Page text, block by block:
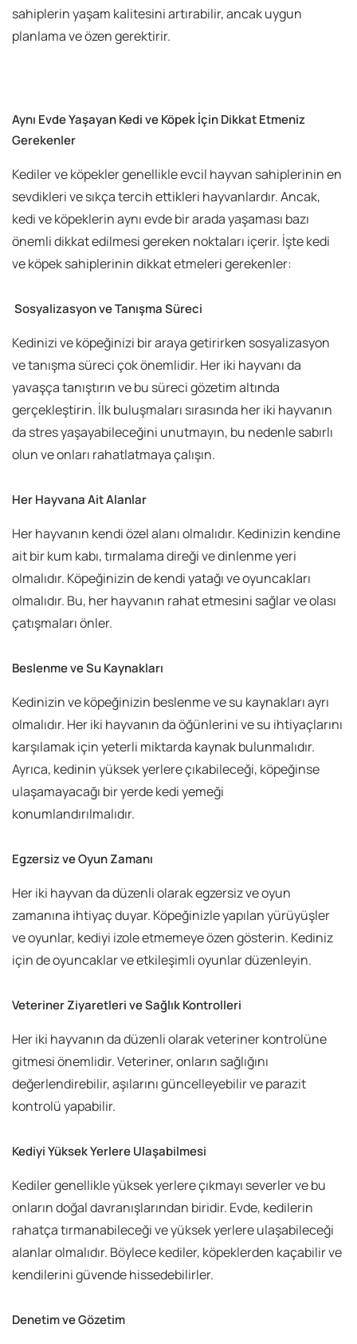
sahiplerin yaşam kalitesini artırabilir, ancak uygun
planlama ve özen gerektirir.
Aynı Evde Yaşayan Kedi ve Köpek İçin Dikkat Etmeniz
Gerekenler
Kediler ve köpekler genellikle evcil hayvan sahiplerinin en
sevdikleri ve sıkça tercih ettikleri hayvanlardır. Ancak,
kedi ve köpeklerin aynı evde bir arada yaşaması bazı
önemli dikkat edilmesi gereken noktaları içerir. İşte kedi
ve köpek sahiplerinin dikkat etmeleri gerekenler:
Sosyalizasyon ve Tanışma Süreci
Kedinizi ve köpeğinizi bir araya getirirken sosyalizasyon
ve tanışma süreci çok önemlidir. Her iki hayvanı da
yavaşça tanıştırın ve bu süreci gözetim altında
gerçekleştirin. İlk buluşmaları sırasında her iki hayvanın
da stres yaşayabileceğini unutmayın, bu nedenle sabırlı
olun ve onları rahatlatmaya çalışın.
Her Hayvana Ait Alanlar
Her hayvanın kendi özel alanı olmalıdır. Kedinizin kendine
ait bir kum kabı, tırmalama direği ve dinlenme yeri
olmalıdır. Köpeğinizin de kendi yatağı ve oyuncakları
olmalıdır. Bu, her hayvanın rahat etmesini sağlar ve olası
çatışmaları önler.
Beslenme ve Su Kaynakları
Kedinizin ve köpeğinizin beslenme ve su kaynakları ayrı
olmalıdır. Her iki hayvanın da öğünlerini ve su ihtiyaçlarını
karşılamak için yeterli miktarda kaynak bulunmalıdır.
Ayrıca, kedinin yüksek yerlere çıkabileceği, köpeğinse
ulaşamayacağı bir yerde kedi yemeği
konumlandırılmalıdır.
Egzersiz ve Oyun Zamanı
Her iki hayvan da düzenli olarak egzersiz ve oyun
zamanına ihtiyaç duyar. Köpeğinizle yapılan yürüyüşler
ve oyunlar, kediyi izole etmemeye özen gösterin. Kediniz
için de oyuncaklar ve etkileşimli oyunlar düzenleyin.
Veteriner Ziyaretleri ve Sağlık Kontrolleri
Her iki hayvanın da düzenli olarak veteriner kontrolüne
gitmesi önemlidir. Veteriner, onların sağlığını
değerlendirebilir, aşılarını güncelleyebilir ve parazit
kontrolü yapabilir.
Kediyi Yüksek Yerlere Ulaşabilmesi
Kediler genellikle yüksek yerlere çıkmayı severler ve bu
onların doğal davranışlarından biridir. Evde, kedilerin
rahatça tırmanabileceği ve yüksek yerlere ulaşabileceği
alanlar olmalıdır. Böylece kediler, köpeklerden kaçabilir ve
kendilerini güvende hissedebilirler.
Denetim ve Gözetim